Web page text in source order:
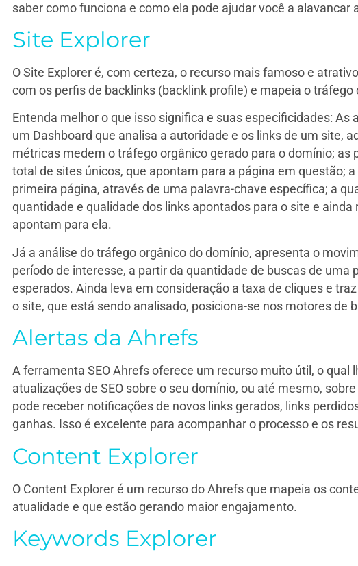
saber como funciona e como ela pode ajudar você a alavancar
Site Explorer
O Site Explorer é, com certeza, o recurso mais famoso e
com os perfis de backlinks (backlink profile) e mapeia o tráfego
Entenda melhor o que isso significa e suas especificidades:
um Dashboard que analisa a autoridade e os links de um site,
métricas medem o tráfego orgânico gerado para o domínio; as
total de sites únicos, que apontam para a página em questão;
primeira página, através de uma palavra-chave específica; a
quantidade e qualidade dos links apontados para o site e
apontam para ela.
Já a análise do tráfego orgânico do domínio, apresenta o
período de interesse, a partir da quantidade de buscas de uma
esperados. Ainda leva em consideração a taxa de cliques e
o site, que está sendo analisado, posiciona-se nos motores de
Alertas da Ahrefs
A ferramenta SEO Ahrefs oferece um recurso muito útil, o qual
atualizações de SEO sobre o seu domínio, ou até mesmo,
pode receber notificações de novos links gerados, links
ganhas. Isso é excelente para acompanhar o processo e os
Content Explorer
O Content Explorer é um recurso do Ahrefs que mapeia os
atualidade e que estão gerando maior engajamento.
Keywords Explorer